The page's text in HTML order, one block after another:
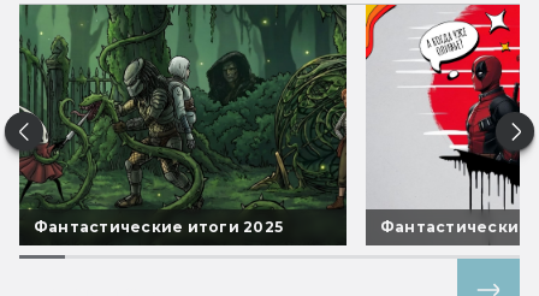
Фантастические итоги 2025 Фантастические